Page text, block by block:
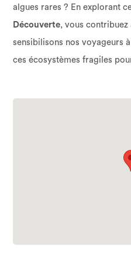
algues rares ? En explorant
Découverte, vous contribuez
sensibilisons nos voyageurs
ces écosystèmes fragiles